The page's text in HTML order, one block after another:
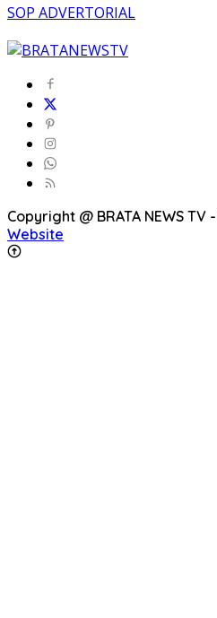
SOP ADVERTORIAL
Copyright @ BRATA NEWS TV
Website